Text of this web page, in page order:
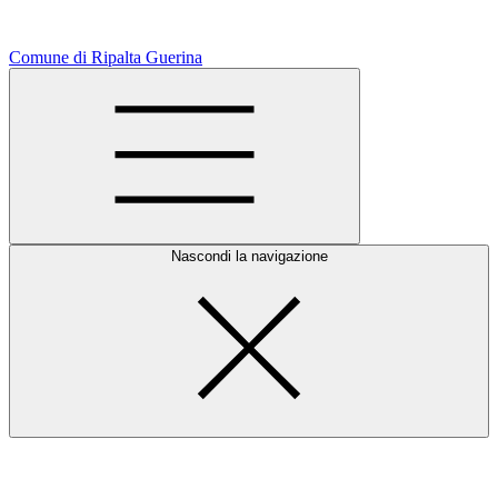
Comune di Ripalta Guerina
Nascondi la navigazione